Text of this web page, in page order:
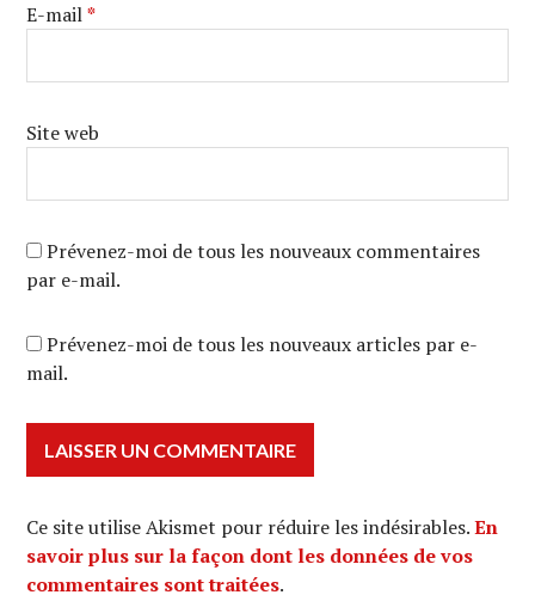
E-mail*
Site web
Prévenez-moi de tous les nouveaux commentaires
par e-mail.
Prévenez-moi de tous les nouveaux articles par e-
mail.
Ce site utilise Akismet pour réduire les indésirables.En
savoir plus sur la façon dont les données de vos
commentaires sont traitées.